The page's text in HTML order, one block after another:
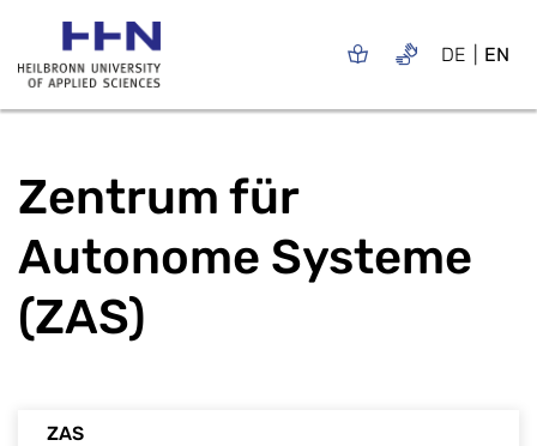
DE EN
Zentrum für
Autonome Systeme
(ZAS)
ZAS